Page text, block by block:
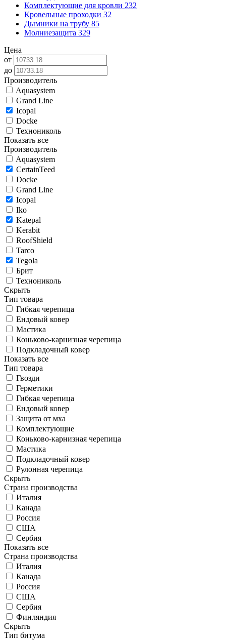
Комплектующие для кровли 232
Кровельные проходки 32
Дымники на трубу 85
Молниезащита 329
Цена
от
до
Производитель
Aquasystem
Grand Line
Icopal
Docke
Технониколь
Показать все
Производитель
Aquasystem
CertainTeed
Docke
Grand Line
Icopal
Iko
Katepal
Kerabit
RoofShield
Tarco
Tegola
Брит
Технониколь
Скрыть
Тип товара
Гибкая черепица
Ендовый ковер
Мастика
Коньково-карнизная черепица
Подкладочный ковер
Показать все
Тип товара
Гвозди
Герметики
Гибкая черепица
Ендовый ковер
Защита от мха
Комплектующие
Коньково-карнизная черепица
Мастика
Подкладочный ковер
Рулонная черепица
Скрыть
Страна производства
Италия
Канада
Россия
США
Сербия
Показать все
Страна производства
Италия
Канада
Россия
США
Сербия
Финляндия
Скрыть
Тип битума